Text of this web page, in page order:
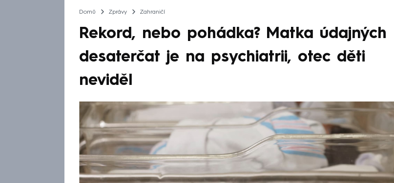
Domů Zprávy Zahraničí
Rekord, nebo pohádka? Matka údajných
desaterčat je na psychiatrii, otec děti
neviděl